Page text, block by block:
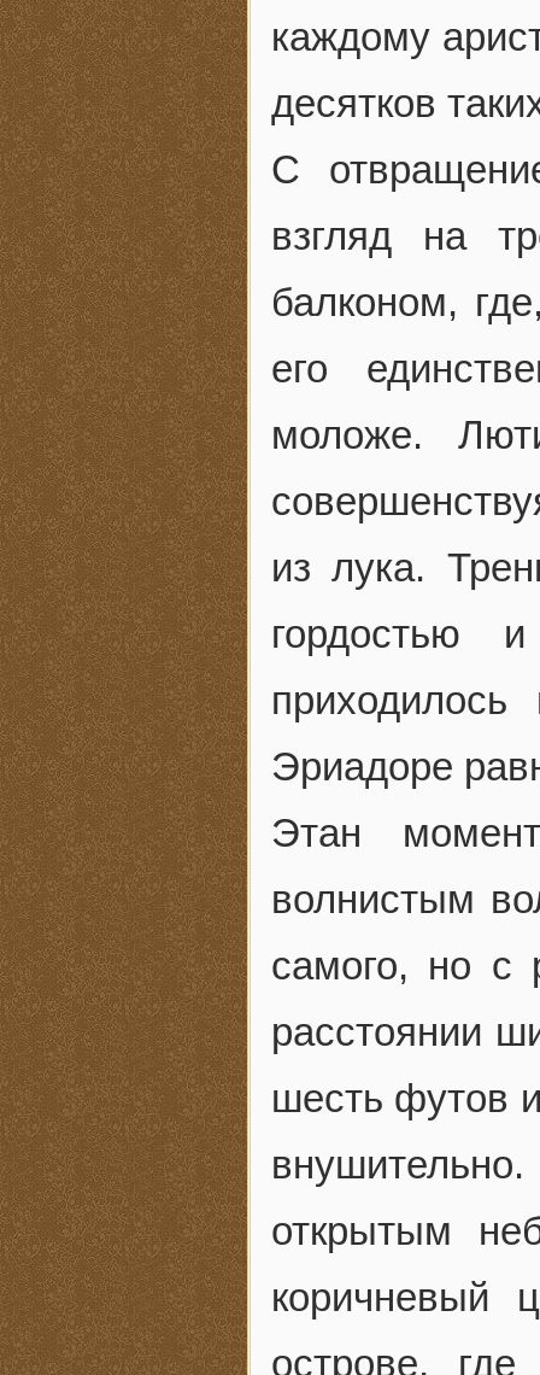
каждому
десятков
С
взгляд на
балконом,
его
моложе.
из лука.
гордостью
Эриадоре
Этан
волнистым
самого, но с
расстоянии
шесть футов
открытым
коричневый
острове,